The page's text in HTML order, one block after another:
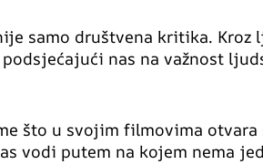
samo društvena kritika. Kroz
nas na važnost
što u svojim filmovima otvara
vodi putem na kojem nema